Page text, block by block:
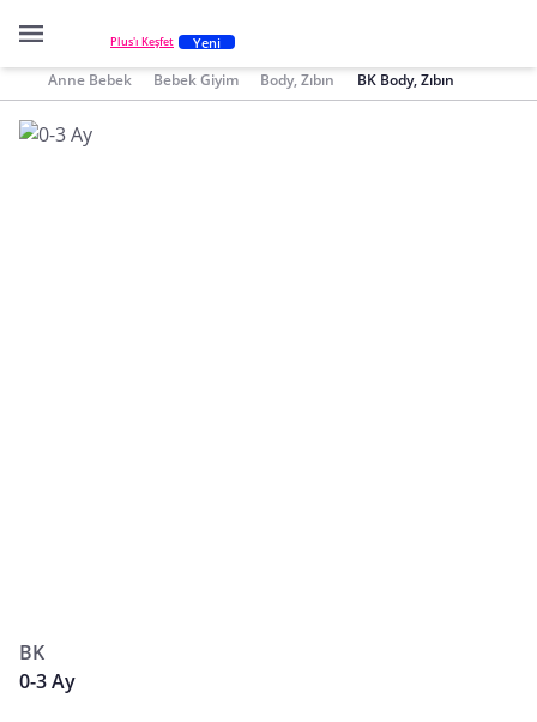
Plus'ı Keşfet Yeni
Anne Bebek Bebek Giyim Body, Zıbın BK Body, Zıbın
BK
0-3 Ay